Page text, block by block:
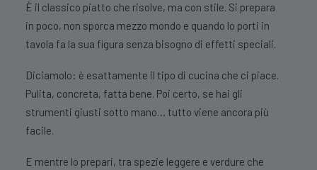
È il classico piatto che risolve, ma con stile. Si prepara
in poco, non sporca mezzo mondo e quando lo porti in
tavola fa la sua figura senza bisogno di effetti speciali.
Diciamolo: è esattamente il tipo di cucina che ci piace.
Pulita, concreta, fatta bene. Poi certo, se hai gli
strumenti giusti sotto mano… tutto viene ancora più
facile.
E mentre lo prepari, tra spezie leggere e verdure che